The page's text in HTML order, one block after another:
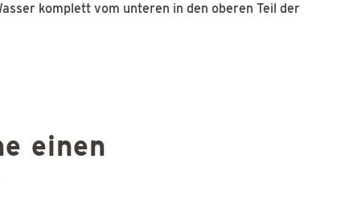
komplett vom unteren in den oberen Teil der
einen